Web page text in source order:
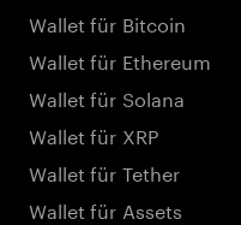
Wallet für Bitcoin
Wallet für Ethereum
Wallet für Solana
Wallet für XRP
Wallet für Tether
Wallet für Assets